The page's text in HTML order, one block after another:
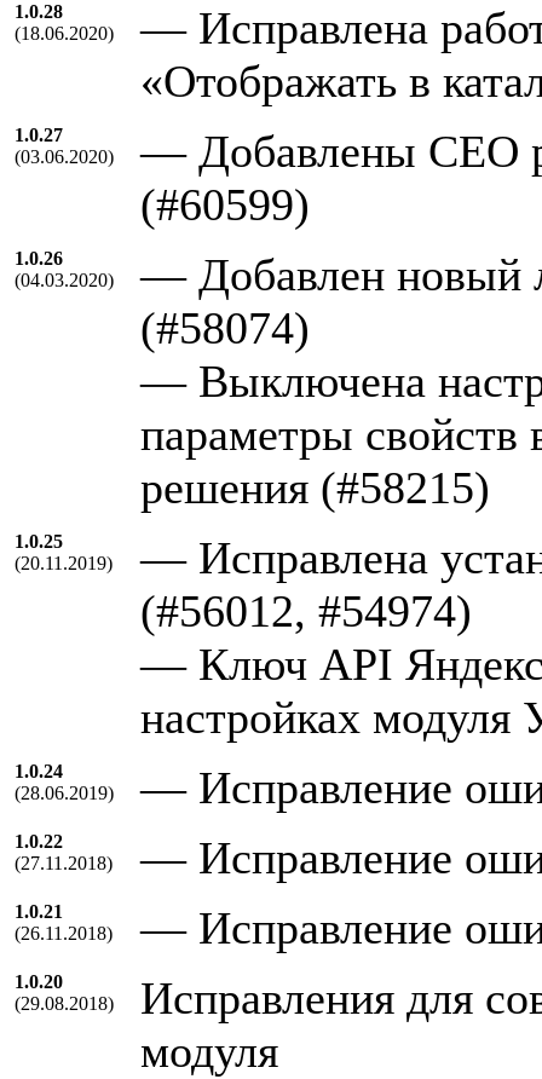
1.0.28
(18.06.2020)
— Исправлена
«Отображать в
1.0.27
(03.06.2020)
— Добавлены СЕО
(#60599)
1.0.26
(04.03.2020)
— Добавлен новый
(#58074)
— Выключена
параметры свойств
решения (#58215)
1.0.25
(20.11.2019)
— Исправлена
(#56012, #54974)
— Ключ API
настройках модуля
1.0.24
(28.06.2019)
— Исправление
1.0.22
(27.11.2018)
— Исправление
1.0.21
(26.11.2018)
— Исправление
1.0.20
(29.08.2018)
Исправления для
модуля